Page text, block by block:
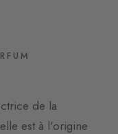
de la
est à l'origine